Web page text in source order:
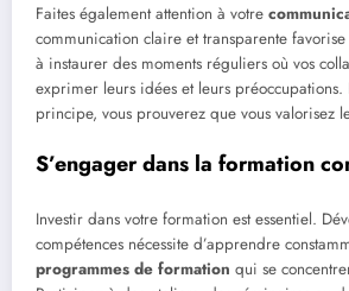
Faites également attention à votre
communication claire et transparente
à instaurer des moments réguliers où vos
exprimer leurs idées et leurs préoccupations.
principe, vous prouverez que vous valorisez
S’engager dans la formation
Investir dans votre formation est essentiel.
compétences nécessite d’apprendre
programmes de formation qui se